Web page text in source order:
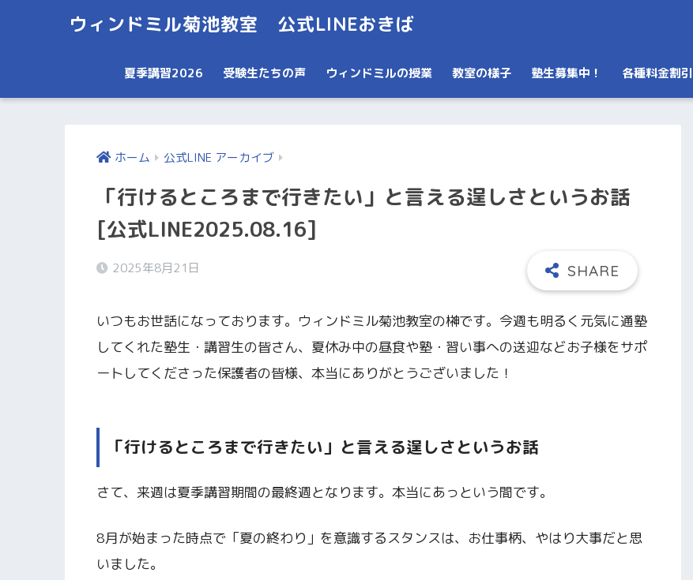
ウィンドミル菊池教室 公式LINEおきば
夏季講習2026 受験生たちの声 ウィンドミルの授業 教室の様子 塾生募集中！ 各種料金割引
ホーム 公式LINE アーカイブ
「行けるところまで行きたい」と言える逞しさというお話
[公式LINE2025.08.16]
2025年8月21日
いつもお世話になっております。ウィンドミル菊池教室の榊です。今週も明るく元気に通塾
してくれた塾生・講習生の皆さん、夏休み中の昼食や塾・習い事への送迎などお子様をサポ
ートしてくださった保護者の皆様、本当にありがとうございました！
「行けるところまで行きたい」と言える逞しさというお話
さて、来週は夏季講習期間の最終週となります。本当にあっという間です。
8月が始まった時点で「夏の終わり」を意識するスタンスは、お仕事柄、やはり大事だと思
いました。